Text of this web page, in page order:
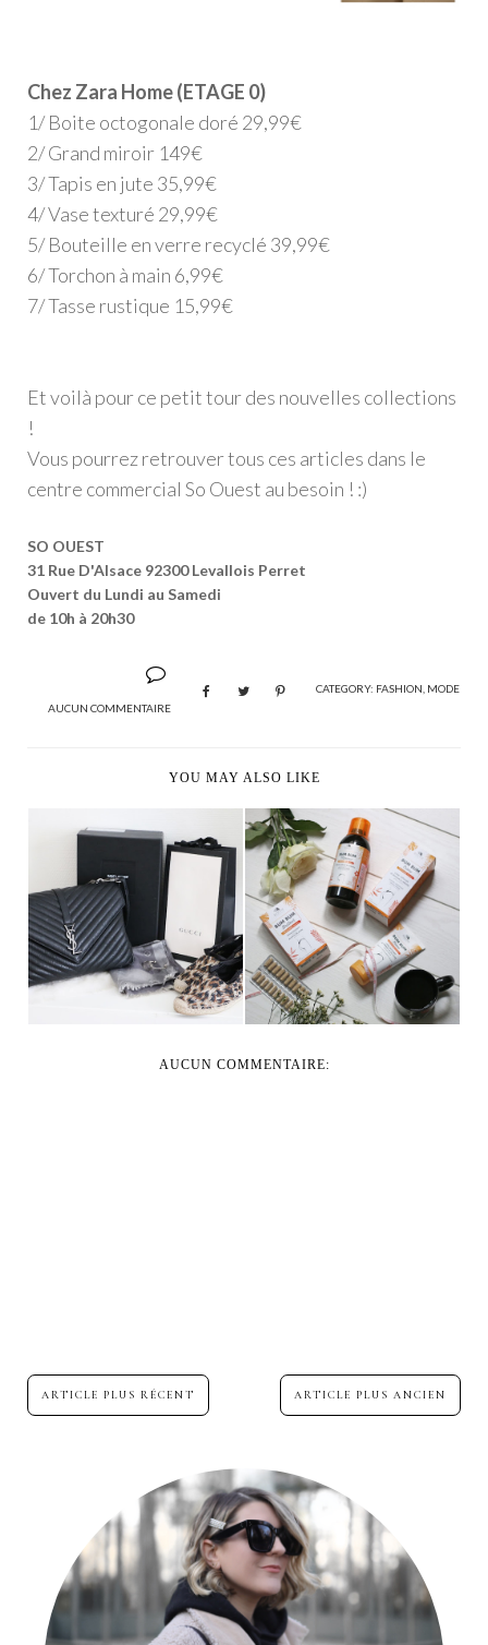
Chez Zara Home (ETAGE 0)
1/ Boite octogonale doré 29,99€
2/ Grand miroir 149€
3/ Tapis en jute 35,99€
4/ Vase texturé 29,99€
5/ Bouteille en verre recyclé 39,99€
6/ Torchon à main 6,99€
7/ Tasse rustique 15,99€
Et voilà pour ce petit tour des nouvelles collections
!
Vous pourrez retrouver tous ces articles dans le
centre commercial So Ouest au besoin ! :)
SO OUEST
31 Rue D'Alsace 92300 Levallois Perret
Ouvert du Lundi au Samedi
de 10h à 20h30
AUCUN COMMENTAIRE
CATEGORY: FASHION, MODE
YOU MAY ALSO LIKE
5 ENDROITS OÙ
ACHETER DES
ARTICLES ...
LA GAMME BUMBUM
DE BIOCYTE
AUCUN COMMENTAIRE:
ARTICLE PLUS RÉCENT ARTICLE PLUS ANCIEN